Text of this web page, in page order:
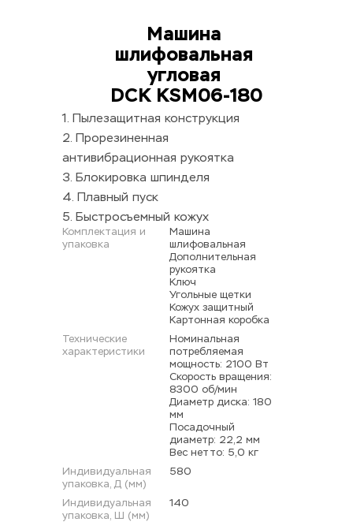
Машина
шлифовальная
угловая
DCK KSM06-180
1. Пылезащитная конструкция
2. Прорезиненная
антивибрационная рукоятка
3. Блокировка шпинделя
4. Плавный пуск
5. Быстросъемный кожух
Комплектация и
упаковка
Машина
шлифовальная
Дополнительная
рукоятка
Ключ
Угольные щетки
Кожух защитный
Картонная коробка
Технические
характеристики
Номинальная
потребляемая
мощность: 2100 Вт
Скорость вращения:
8300 об/мин
Диаметр диска: 180
мм
Посадочный
диаметр: 22,2 мм
Вес нетто: 5,0 кг
Индивидуальная
упаковка, Д (мм)
580
Индивидуальная
упаковка, Ш (мм)
140